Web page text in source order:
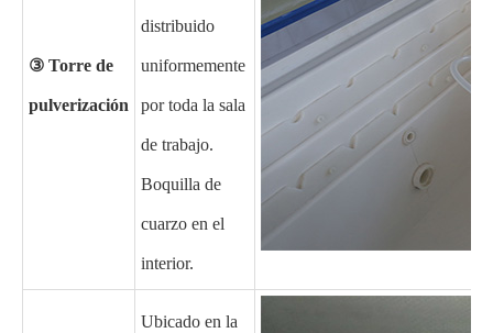
③ Torre de
pulverización
distribuido
uniformemente
por toda la sala
de trabajo.
Boquilla de
cuarzo en el
interior.
Ubicado en la